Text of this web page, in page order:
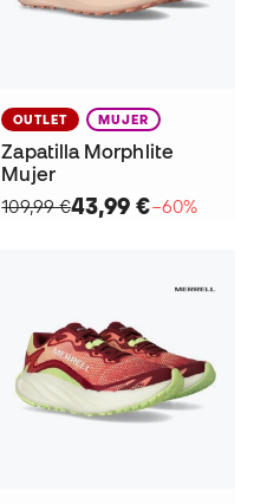
OUTLET MUJER
Zapatilla Morphlite
Mujer
109,99 €43,99 €−60%